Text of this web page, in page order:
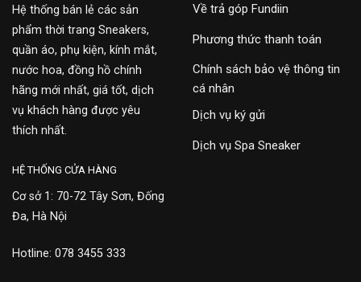
Hệ thống bán lẻ các sản
phẩm thời trang Sneakers,
quần áo, phụ kiện, kính mắt,
nước hoa, đồng hồ chính
hãng mới nhất, giá tốt, dịch
vụ khách hàng được yêu
thích nhất.
Về trả góp Fundiin
Phương thức thanh toán
Chính sách bảo vệ thông tin
cá nhân
Dịch vụ ký gửi
Dịch vụ Spa Sneaker
HỆ THỐNG CỬA HÀNG
Cơ sở 1: 70-72 Tây Sơn, Đống
Đa, Hà Nội
Hotline: 078 3455 333